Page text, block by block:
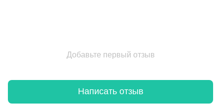
Добавьте первый отзыв
Написать отзыв